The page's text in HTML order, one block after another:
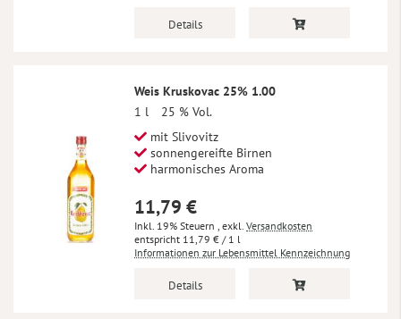
Details
Weis Kruskovac 25% 1.00
1 l
25 % Vol.
mit Slivovitz
sonnengereifte Birnen
harmonisches Aroma
11,79 €
Inkl. 19% Steuern , exkl. Versandkosten
11,79 € / 1 l
Informationen zur Lebensmittel Kennzeichnung
Details